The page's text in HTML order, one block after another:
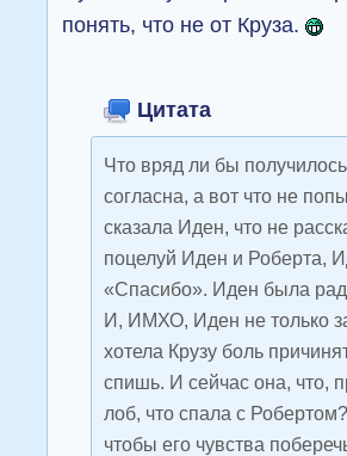
понять, что не от Круза.
Цитата
Что вряд ли бы
согласна, а вот что не
сказала Иден, что не
поцелуй Иден и Роберта,
«Спасибо». Иден была
И, ИМХО, Иден не только
хотела Крузу боль
спишь. И сейчас она, что,
лоб, что спала с
чтобы его чувства